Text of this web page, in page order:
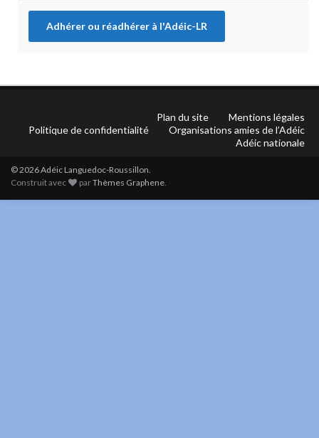
Adhérer ou réadhérer à l'Adéic-LR
Plan du site
Mentions légales
Politique de confidentialité
Organisations amies de l’Adéic
Adéic nationale
© 2026 Adéic Languedoc-Roussillon.
Construit avec
parThèmes Graphene.